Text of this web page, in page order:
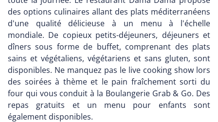
des options culinaires allant des plats méditerranéens
d'une qualité délicieuse à un menu à l'échelle
mondiale. De copieux petits-déjeuners, déjeuners et
dîners sous forme de buffet, comprenant des plats
sains et végétaliens, végétariens et sans gluten, sont
disponibles. Ne manquez pas le live cooking show lors
des soirées à thème et le pain fraîchement sorti du
four qui vous conduit à la Boulangerie Grab & Go. Des
repas gratuits et un menu pour enfants sont
également disponibles.